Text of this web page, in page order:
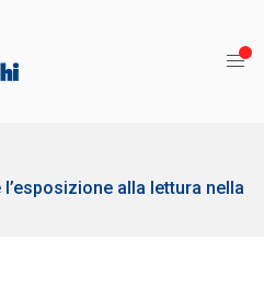
l’esposizione alla lettura nella